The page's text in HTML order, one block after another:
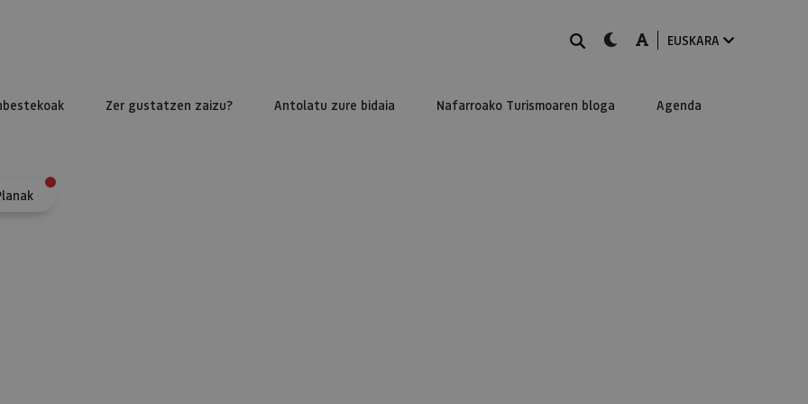
BILATUdark-mode
A-modeEUSKARA
Zer gustatzen zaizu? Antolatu zure bidaia Nafarroako Turismoaren bloga Agenda